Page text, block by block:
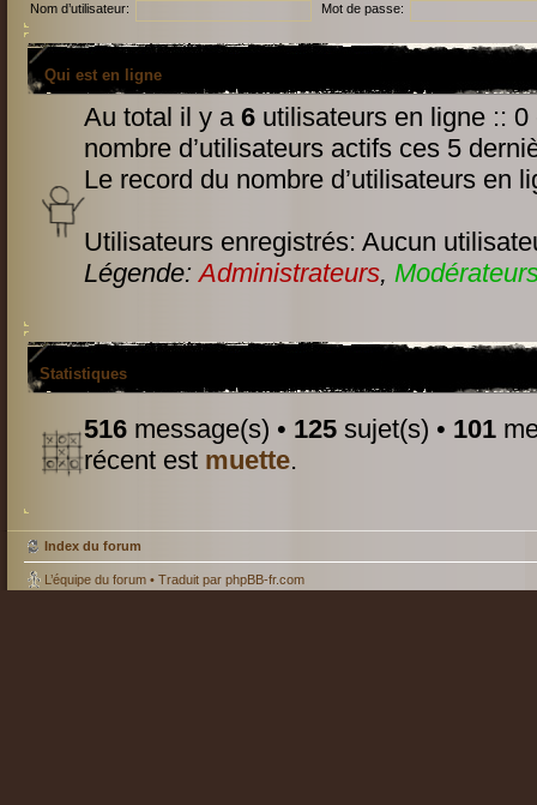
Nom d’utilisateur: Mot de passe:
Qui est en ligne
Au total il y a 6 utilisateurs en ligne ::
nombre d’utilisateurs actifs ces 5
Le record du nombre d’utilisateurs en
Utilisateurs enregistrés: Aucun
Légende:Administrateurs,
Statistiques
516 message(s) • 125 sujet(s) • 101
récent est muette.
Index du forum
L’équipe du forum • Traduit par phpBB-fr.com